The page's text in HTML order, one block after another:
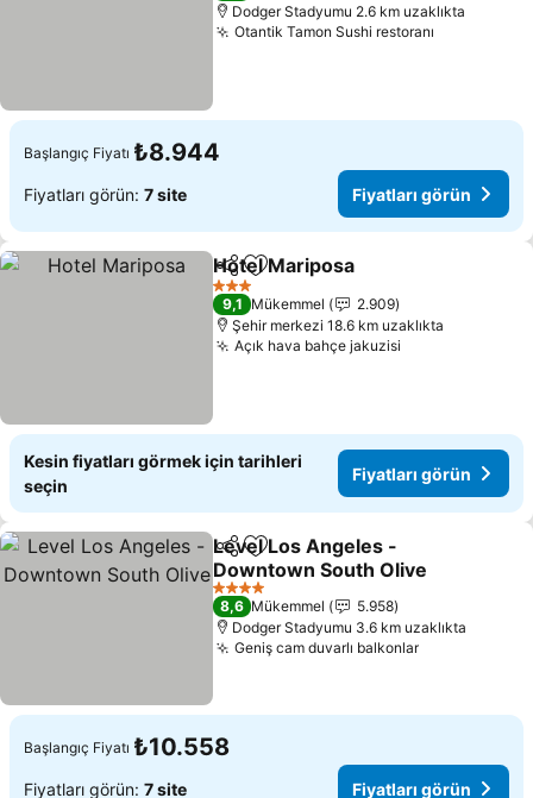
Dodger Stadyumu 2.6 km uzaklıkta
Otantik Tamon Sushi restoranı
Başlangıç Fiyatı ₺8.944
Fiyatları görün: 7 site Fiyatları görün
PaylaşFavorilerime ekle
Hotel Mariposa
3 Yıldız
9,1 Mükemmel
2.909
Şehir merkezi 18.6 km uzaklıkta
Açık hava bahçe jakuzisi
Kesin fiyatları görmek için tarihleri
seçin
Fiyatları görün
PaylaşFavorilerime ekle
Level Los Angeles -
Downtown South Olive
Fiyatları görün
4 Yıldız
8,6 Mükemmel
5.958
Dodger Stadyumu 3.6 km uzaklıkta
Geniş cam duvarlı balkonlarFiyatları
Başlangıç Fiyatı ₺10.558
Fiyatları görün: 7 site Fiyatları görün